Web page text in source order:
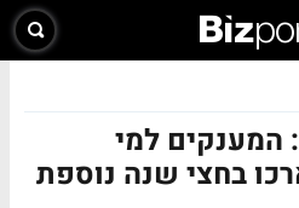
המענקים למי